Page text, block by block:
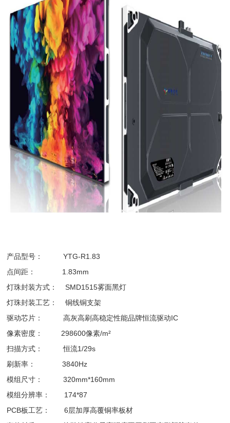
产品型号： YTG-R1.83
点间距： 1.83mm
灯珠封装方式： SMD1515雾面黑灯
灯珠封装工艺： 铜线铜支架
驱动芯片： 高灰高刷高稳定性能品牌恒流驱动IC
像素密度： 298600像素/m²
扫描方式： 恒流1/29s
刷新率： 3840Hz
模组尺寸： 320mm*160mm
模组分辨率： 174*87
PCB板工艺： 6层加厚高覆铜率板材